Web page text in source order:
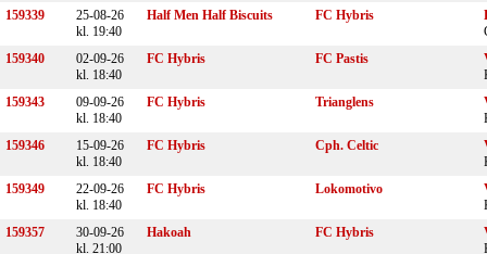
159339
25-08-26
kl. 19:40
Half Men Half Biscuits FC Hybris
159340
02-09-26
kl. 18:40
FC Hybris FC Pastis
159343
09-09-26
kl. 18:40
FC Hybris Trianglens
159346
15-09-26
kl. 18:40
FC Hybris Cph. Celtic
159349
22-09-26
kl. 18:40
FC Hybris Lokomotivo
159357
30-09-26
kl. 21:00
Hakoah FC Hybris